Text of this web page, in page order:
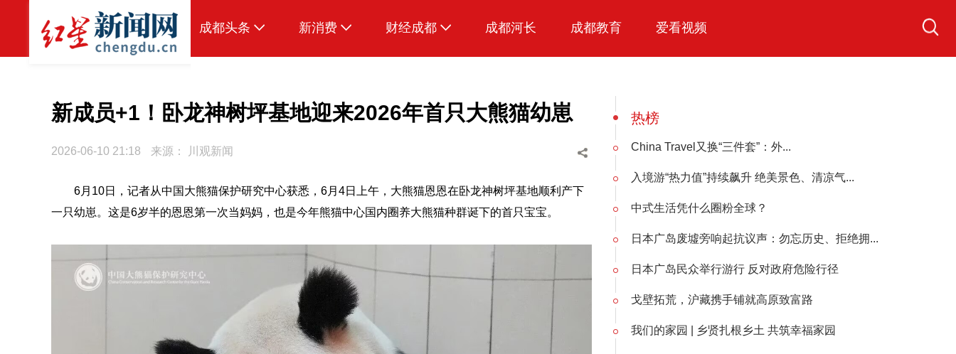
成都头条
本地
热点专题
新消费 财经成都 成都河长 成都教育 爱看视频
新成员+1！卧龙神树坪基地迎来2026年首只大熊猫幼崽
2026-06-10 21:18 来源： 川观新闻
6月10日，记者从中国大熊猫保护研究中心获悉，6月4日上午，大熊猫恩恩在卧龙神树坪基地顺利产下
一只幼崽。这是6岁半的恩恩第一次当妈妈，也是今年熊猫中心国内圈养大熊猫种群诞下的首只宝宝。
热榜
China Travel又换“三件套”：外...
入境游“热力值”持续飙升 绝美景色、清凉气...
中式生活凭什么圈粉全球？
日本广岛废墟旁响起抗议声：勿忘历史、拒绝拥...
日本广岛民众举行游行 反对政府危险行径
戈壁拓荒，沪藏携手铺就高原致富路
我们的家园 | 乡贤扎根乡土 共筑幸福家园